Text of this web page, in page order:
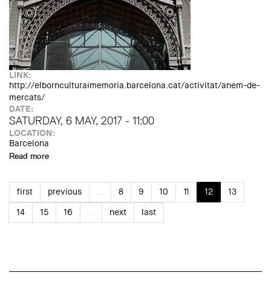
LINK:
http://elbornculturaimemoria.barcelona.cat/activitat/anem-de-
mercats/
DATE:
SATURDAY, 6 MAY, 2017 - 11:00
LOCATION:
Barcelona
Read more
first previous … 8 9 10 11 12
13
14
15 16 … next last